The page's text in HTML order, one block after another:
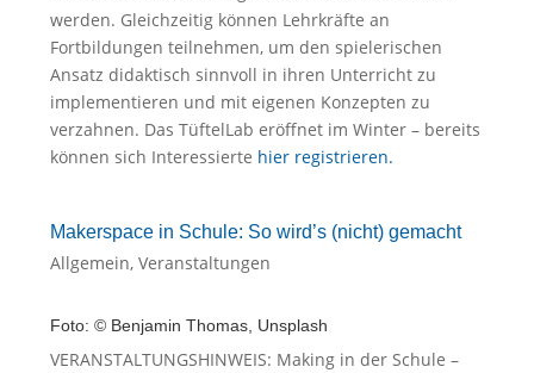
werden. Gleichzeitig können Lehrkräfte an
Fortbildungen teilnehmen, um den spielerischen
Ansatz didaktisch sinnvoll in ihren Unterricht zu
implementieren und mit eigenen Konzepten zu
verzahnen. Das TüftelLab eröffnet im Winter – bereits
können sich Interessierte hier registrieren.
Makerspace in Schule: So wird’s (nicht) gemacht
Allgemein, Veranstaltungen
Foto: © Benjamin Thomas, Unsplash
VERANSTALTUNGSHINWEIS: Making in der Schule –